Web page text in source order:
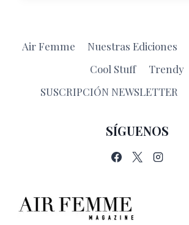
TU
Air Femme Nuestras Ediciones
Cool Stuff
Trendy
SUSCRIPCIÓN NEWSLETTER
SÍGUENOS